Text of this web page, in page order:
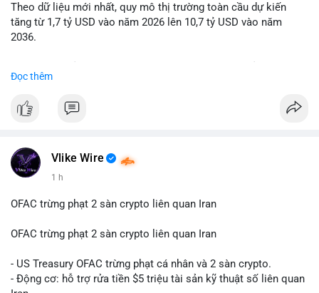
Lời khuyên: Nhà đầu tư nhỏ lẻ nên quan sát thêm 2-4 giờ sau
khi giao dịch được xác nhận, tránh hành động theo cảm xúc.
ưu tiên quản trị rủi ro trong giai đoạn biến động mạnh.
#btcmempool65k
Theo dữ liệu mới nhất, quy mô thị trường toàn cầu dự kiến
tăng từ 1,7 tỷ USD vào năm 2026 lên 10,7 tỷ USD vào năm
2036.
hàng năm (CAGR) ấn tượng lên tới 20,2%.
Điều gì đang thúc đẩy sự tăng trưởng vượt bậc này? Hãy cùng
Đọc thêm
Vlike Wire
1 h
OFAC trừng phạt 2 sàn crypto liên quan Iran
OFAC trừng phạt 2 sàn crypto liên quan Iran
- US Treasury OFAC trừng phạt cá nhân và 2 sàn crypto.
- Động cơ: hỗ trợ rửa tiền $5 triệu tài sản kỹ thuật số liên quan